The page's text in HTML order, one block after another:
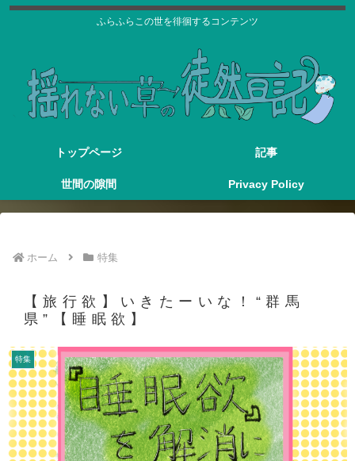
ふらふらこの世を徘徊するコンテンツ
トップページ 記事
世間の隙間 Privacy Policy
ホーム 特集
【旅行欲】いきたーいな！“群馬
県”【睡眠欲】
特集